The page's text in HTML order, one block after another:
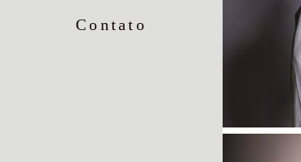
Contato